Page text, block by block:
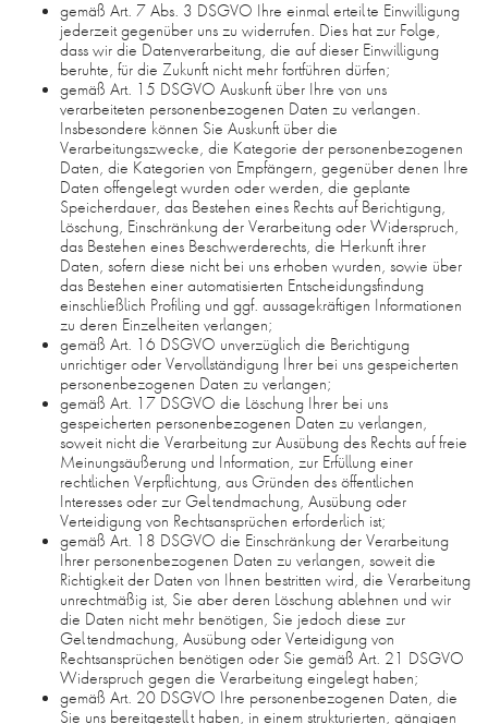
gemäß Art. 7 Abs. 3 DSGVO Ihre einmal erteilte Einwilligung
jederzeit gegenüber uns zu widerrufen. Dies hat zur Folge,
dass wir die Datenverarbeitung, die auf dieser Einwilligung
beruhte, für die Zukunft nicht mehr fortführen dürfen;
gemäß Art. 15 DSGVO Auskunft über Ihre von uns
verarbeiteten personenbezogenen Daten zu verlangen.
Insbesondere können Sie Auskunft über die
Verarbeitungszwecke, die Kategorie der personenbezogenen
Daten, die Kategorien von Empfängern, gegenüber denen Ihre
Daten offengelegt wurden oder werden, die geplante
Speicherdauer, das Bestehen eines Rechts auf Berichtigung,
Löschung, Einschränkung der Verarbeitung oder Widerspruch,
das Bestehen eines Beschwerderechts, die Herkunft ihrer
Daten, sofern diese nicht bei uns erhoben wurden, sowie über
das Bestehen einer automatisierten Entscheidungsfindung
einschließlich Profiling und ggf. aussagekräftigen Informationen
zu deren Einzelheiten verlangen;
gemäß Art. 16 DSGVO unverzüglich die Berichtigung
unrichtiger oder Vervollständigung Ihrer bei uns gespeicherten
personenbezogenen Daten zu verlangen;
gemäß Art. 17 DSGVO die Löschung Ihrer bei uns
gespeicherten personenbezogenen Daten zu verlangen,
soweit nicht die Verarbeitung zur Ausübung des Rechts auf freie
Meinungsäußerung und Information, zur Erfüllung einer
rechtlichen Verpflichtung, aus Gründen des öffentlichen
Interesses oder zur Geltendmachung, Ausübung oder
Verteidigung von Rechtsansprüchen erforderlich ist;
gemäß Art. 18 DSGVO die Einschränkung der Verarbeitung
Ihrer personenbezogenen Daten zu verlangen, soweit die
Richtigkeit der Daten von Ihnen bestritten wird, die Verarbeitung
unrechtmäßig ist, Sie aber deren Löschung ablehnen und wir
die Daten nicht mehr benötigen, Sie jedoch diese zur
Geltendmachung, Ausübung oder Verteidigung von
Rechtsansprüchen benötigen oder Sie gemäß Art. 21 DSGVO
Widerspruch gegen die Verarbeitung eingelegt haben;
gemäß Art. 20 DSGVO Ihre personenbezogenen Daten, die
Sie uns bereitgestellt haben, in einem strukturierten, gängigen